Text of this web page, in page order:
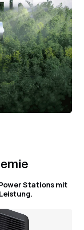
Stations mit